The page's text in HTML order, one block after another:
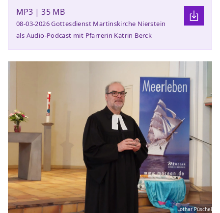
MP3 | 35 MB
08-03-2026 Gottesdienst Martinskirche Nierstein
als Audio-Podcast mit Pfarrerin Katrin Berck
Lothar Püschel